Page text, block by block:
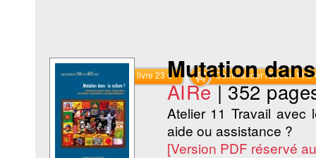
Commander le livre 23 € Commander l'Ebook 11.5
Mutation
AIRe |352
Atelier 11 Travail avec
aide ou assistance ?
[Version PDF réservé